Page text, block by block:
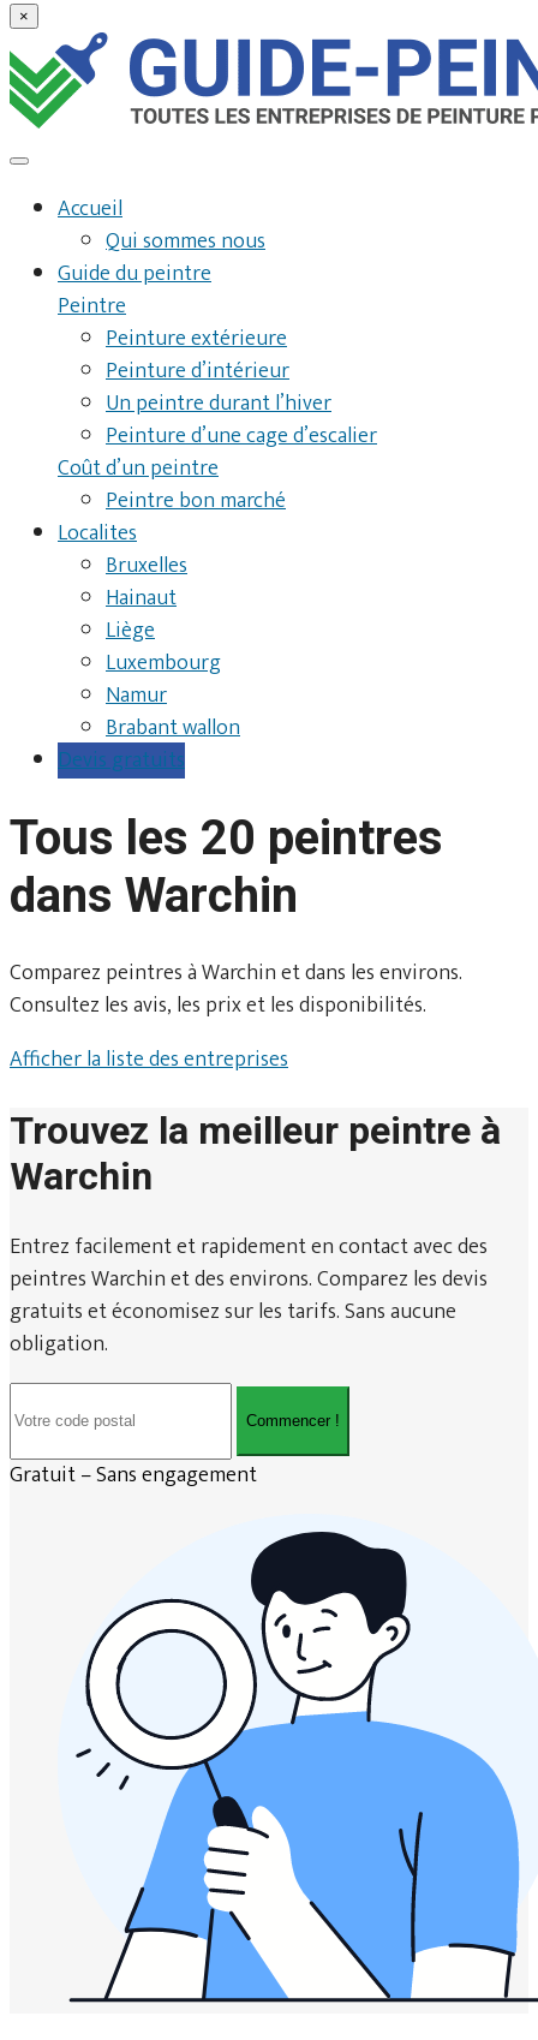
×
Accueil
Qui sommes nous
Guide du peintre
Peintre
Peinture extérieure
Peinture d’intérieur
Un peintre durant l’hiver
Peinture d’une cage d’escalier
Coût d’un peintre
Peintre bon marché
Localites
Bruxelles
Hainaut
Liège
Luxembourg
Namur
Brabant wallon
Devis gratuits
Tous les 20 peintres
dans Warchin
Comparez peintres à Warchin et dans les environs.
Consultez les avis, les prix et les disponibilités.
Afficher la liste des entreprises
Trouvez la meilleur peintre à
Warchin
Entrez facilement et rapidement en contact avec des
peintres Warchin et des environs. Comparez les devis
gratuits et économisez sur les tarifs. Sans aucune
obligation.
Commencer !
Gratuit – Sans engagement